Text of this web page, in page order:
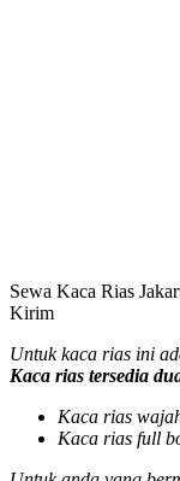
Sewa Kaca Rias
Kirim
Untuk kaca rias ini
Kaca rias tersedia
Kaca rias
Kaca rias full